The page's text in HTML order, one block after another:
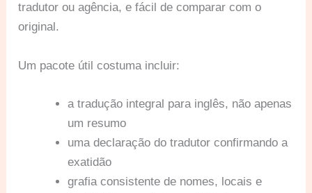
tradutor ou agência, e fácil de comparar com o
original.
Um pacote útil costuma incluir:
a tradução integral para inglês, não apenas
um resumo
uma declaração do tradutor confirmando a
exatidão
grafia consistente de nomes, locais e